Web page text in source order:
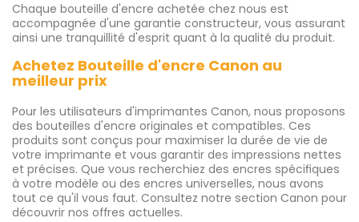
Chaque bouteille d'encre achetée chez nous est
accompagnée d'une garantie constructeur, vous assurant
ainsi une tranquillité d'esprit quant à la qualité du produit.
Achetez Bouteille d'encre Canon au
meilleur prix
Pour les utilisateurs d'imprimantes Canon, nous proposons
des bouteilles d'encre originales et compatibles. Ces
produits sont conçus pour maximiser la durée de vie de
votre imprimante et vous garantir des impressions nettes
et précises. Que vous recherchiez des encres spécifiques
à votre modèle ou des encres universelles, nous avons
tout ce qu'il vous faut. Consultez notre section Canon pour
découvrir nos offres actuelles.